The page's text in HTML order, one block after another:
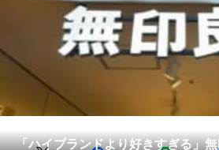
クイズ
地域
住まい 教育・育
動物
会員記事
「ハイブランドより好きすぎる」